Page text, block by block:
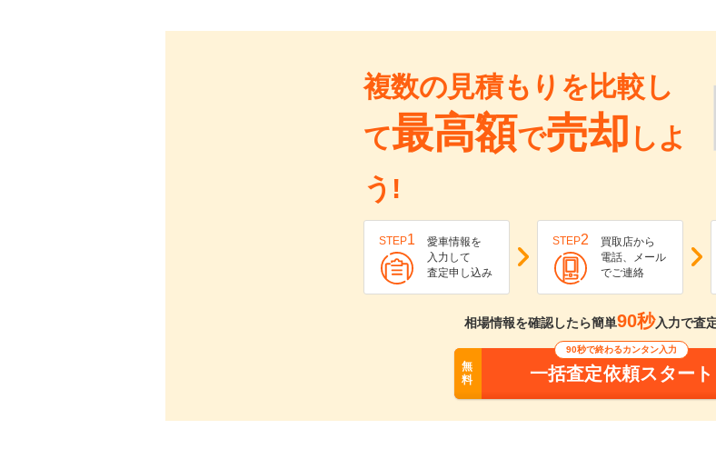
複数の見積もりを比較し
て最高額で売却 しよ
う!
STEP1
愛車情報を
入力して
査定申し込み
STEP2
買取店から
電話、メール
でご連絡
相場情報を確認したら簡単90秒入力で査
無
料
90秒で終わるカンタン入力
一括査定依頼スタート